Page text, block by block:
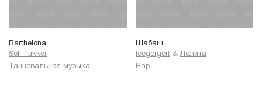
Barthelona
Sofi Tukker
Танцевальная музыка
Шабаш
Icegergert & Лолита
Rap